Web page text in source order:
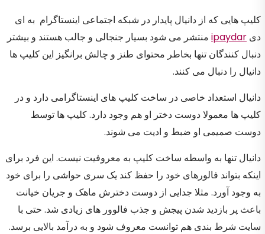
کلیپ هایی که از دانیال پایدار در شبکه اجتماعی اینستاگرام به ای
دی ipaydar منتشر می شود بسیار جنجالی و جالب هستند و بیشتر
دنبال کنندگان تنها بخاطر محتوای طنز و چالش برانگیز این کلیپ ها
دانیال را دنبال می کنند.
دانیال استعداد خاصی در ساخت کلیپ های اینستاگرامی دارد و در
کلیپ ها معمولا دوست دختر او هم وجود دارد. کلیپ ها توسط
دوست صمیمی او ضبط و ادیت می شوند.
دانیال تنها به واسطه ساخت کلیپ به معروفیت نیست. این فرد برای
اینکه بتواند فالورهای خود را حفظ کند یک سری حواشی را برای خود
به وجود آورد. مثلا جدایی از دوست دخترش ماهک و جریان خیانت
باعث پر بازدید شدن پیجش و جذب فالوور های زیادی شد. حتی با
سایت شرط بندی هم توانست معروف شود و به درآمد بالایی برسد.